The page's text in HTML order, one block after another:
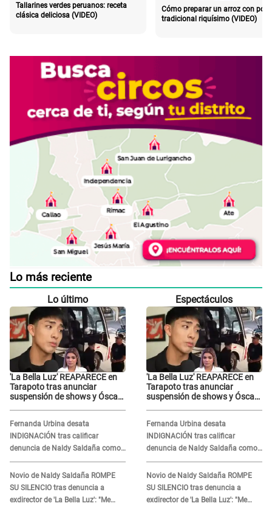
Tallarines verdes peruanos: receta
clásica deliciosa (VIDEO)
Cómo preparar un arroz con pollo
tradicional riquísimo (VIDEO)
Lo más reciente
Lo último
'La Bella Luz' REAPARECE en
Tarapoto tras anunciar
suspensión de shows y Óscar
Fernanda Urbina desata
INDIGNACIÓN tras calificar
denuncia de Naldy Saldaña como
'acto bochornoso': "No es justo
atacar a otra mujer"
Novio de Naldy Saldaña ROMPE
SU SILENCIO tras denuncia a
exdirector de 'La Bella Luz': "Me
Espectáculos
'La Bella Luz' REAPARECE en
Tarapoto tras anunciar
suspensión de shows y Óscar
Fernanda Urbina desata
INDIGNACIÓN tras calificar
denuncia de Naldy Saldaña como
'acto bochornoso': "No es justo
atacar a otra mujer"
Novio de Naldy Saldaña ROMPE
SU SILENCIO tras denuncia a
exdirector de 'La Bella Luz': "Me